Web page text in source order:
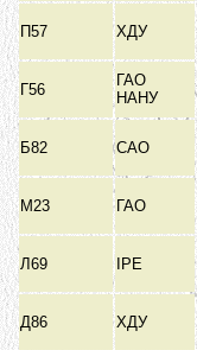
П57 ХДУ
Г56
ГАО
НАНУ
Б82 САО
М23 ГАО
Л69 ІРЕ
Д86 ХДУ